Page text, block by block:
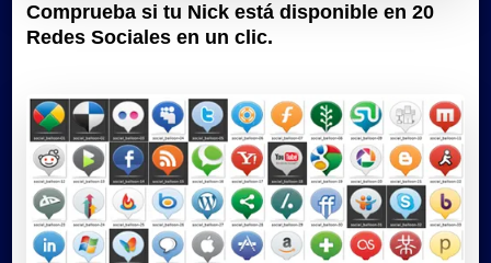
Comprueba si tu Nick está disponible en 20
Redes Sociales en un clic.